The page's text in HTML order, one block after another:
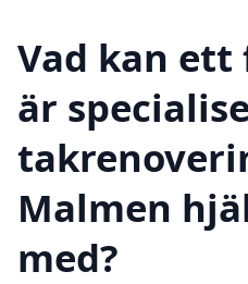
Vad kan ett
är
Malmen
med?